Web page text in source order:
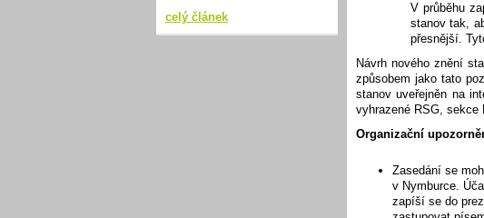
V průběhu
stanov tak,
přesnější.
Návrh nového znění
způsobem jako tato
stanov uveřejněn na
vyhrazené RSG, sekce
Organizační
Zasedání se
v Nymburce.
zapíší se do
celý článek